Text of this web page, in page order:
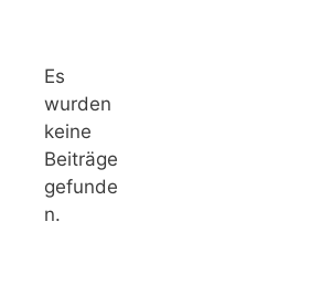
Es
wurden
keine
Beiträge
gefunde
n.